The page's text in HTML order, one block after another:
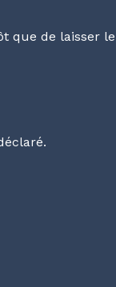
que de laisser le